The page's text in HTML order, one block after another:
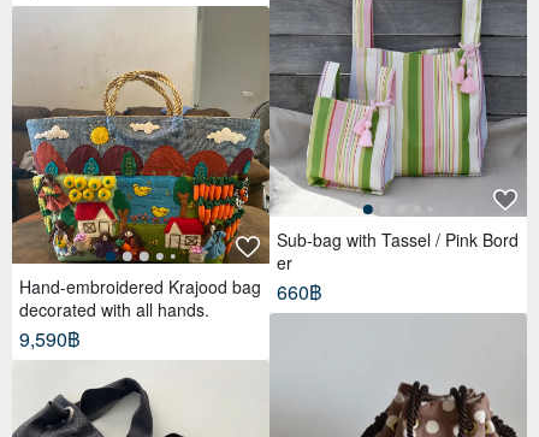
Hand-embroidered Krajood bag
decorated with all hands.
9,590฿
Sub-bag with Tassel / Pink Bord
er
660฿